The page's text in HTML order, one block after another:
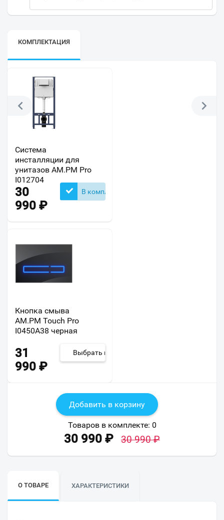
КОМПЛЕКТАЦИЯ
Система
инсталляции для
унитазов AM.PM Pro
I012704
30
990 ₽
В комплекте
Кнопка смыва
AM.PM Touch Pro
I0450A38 черная
31
990 ₽
Выбрать из 9
Добавить в корзину
Товаров в комплекте: 0
30 990 ₽ 30 990₽
О ТОВАРЕ ХАРАКТЕРИСТИКИ